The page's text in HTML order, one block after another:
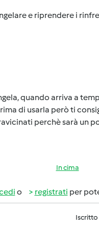
e riprendere i
quando arriva a
di usarla però ti
perchè sarà un
In cima
o registrati per
Iscritto